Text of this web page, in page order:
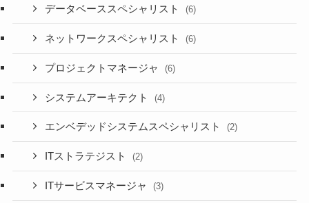
データベーススペシャリスト (6)
ネットワークスペシャリスト (6)
プロジェクトマネージャ (6)
システムアーキテクト (4)
エンベデッドシステムスペシャリスト (2)
ITストラテジスト (2)
ITサービスマネージャ (3)